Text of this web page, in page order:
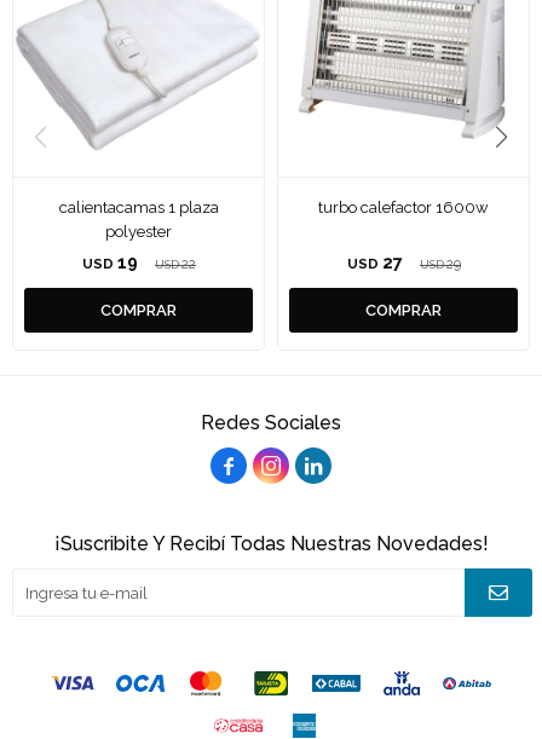
calientacamas 1 plaza
polyester
USD 19 USD 22
turbo calefactor 1600w
USD 27 USD 29
Redes Sociales
  
¡Suscribite Y Recibí Todas Nuestras Novedades!